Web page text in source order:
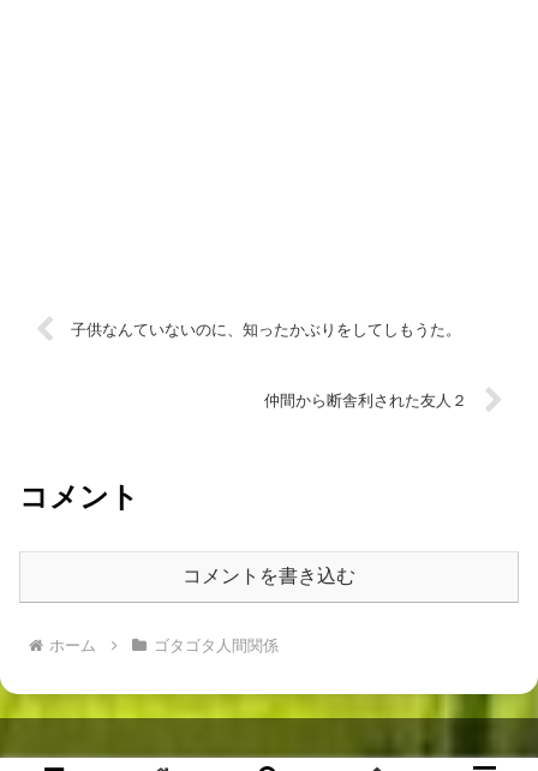
子供なんていないのに、知ったかぶりをしてしもうた。
仲間から断舎利された友人２
コメント
コメントを書き込む
ホーム ゴタゴタ人間関係